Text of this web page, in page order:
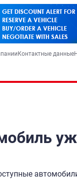
Контактные данные